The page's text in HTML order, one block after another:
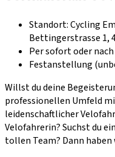
Standort: Cycling
Bettingerstrasse 1,
Per sofort oder
Festanstellung
Willst du deine
professionellen Umfeld
leidenschaftlicher
Velofahrerin? Suchst du
tollen Team? Dann